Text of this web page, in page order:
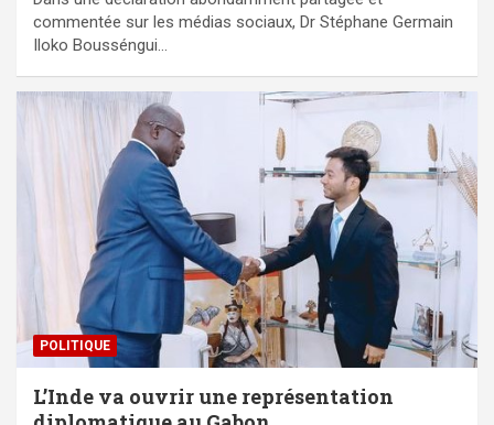
commentée sur les médias sociaux, Dr Stéphane Germain
Iloko Bousséngui…
POLITIQUE
L’Inde va ouvrir une représentation